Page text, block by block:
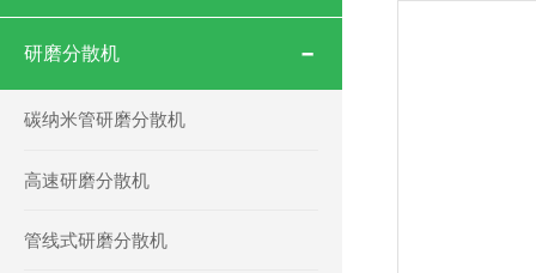
研磨分散机
碳纳米管研磨分散机
高速研磨分散机
管线式研磨分散机